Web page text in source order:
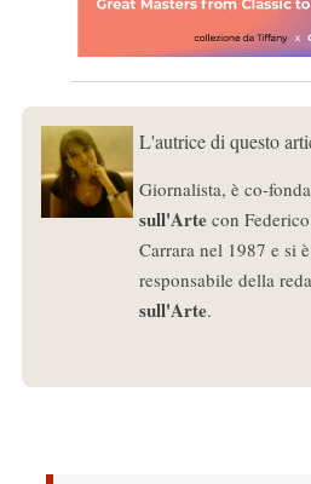
L'autrice di questo
Giornalista, è co-
sull'Artecon
Carrara nel 1987 e si
responsabile della
sull'Arte.